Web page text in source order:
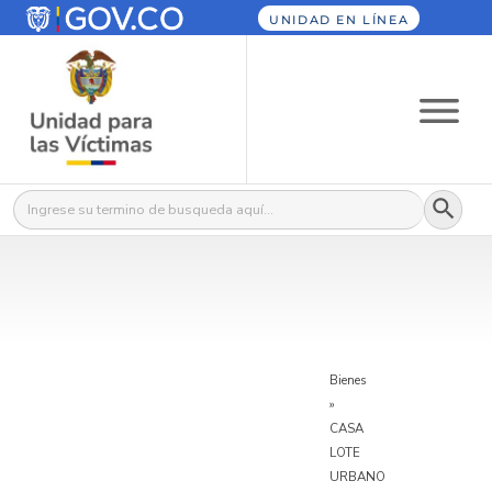
UNIDAD EN LÍNEA
Buscar: Botón
Bienes
»
CASA
LOTE
URBANO